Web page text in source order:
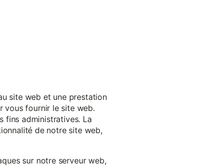
site web et une prestation
vous fournir le site web.
fins administratives. La
de notre site web,
sur notre serveur web,